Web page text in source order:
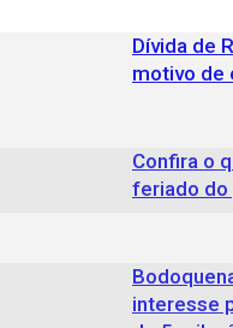
Dívida de
motivo de
Confira o
feriado do
interesse